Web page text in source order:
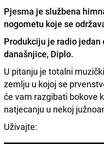
Pjesma je službena
nogometu koje se
Produkciju je radio
današnjice, Diplo.
U pitanju je totalni
zemlju u kojoj se
će vam razgibati bokove
natjecanju u nekoj
Uživajte: